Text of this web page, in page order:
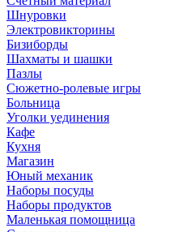
Шнуровки
Электровикторины
Бизиборды
Шахматы и шашки
Пазлы
Сюжетно-ролевые игры
Больница
Уголки уединения
Кафе
Кухня
Магазин
Юный механик
Наборы посуды
Наборы продуктов
Маленькая помощница